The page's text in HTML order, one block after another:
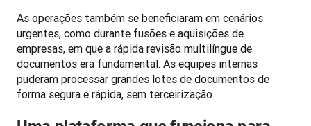
As operações também se beneficiaram em cenários
urgentes, como durante fusões e aquisições de
empresas, em que a rápida revisão multilíngue de
documentos era fundamental. As equipes internas
puderam processar grandes lotes de documentos de
forma segura e rápida, sem terceirização.